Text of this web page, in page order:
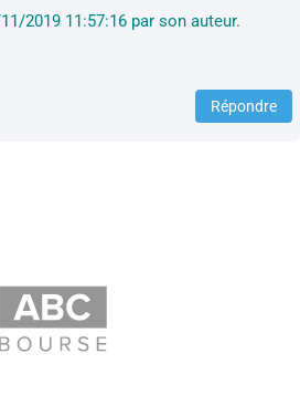
2019 11:57:16 par son auteur.
Répondre